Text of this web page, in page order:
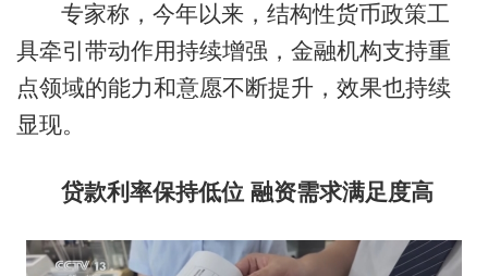
专家称，今年以来，结构性货币政策工
具牵引带动作用持续增强，金融机构支持重
点领域的能力和意愿不断提升，效果也持续
显现。
贷款利率保持低位 融资需求满足度高